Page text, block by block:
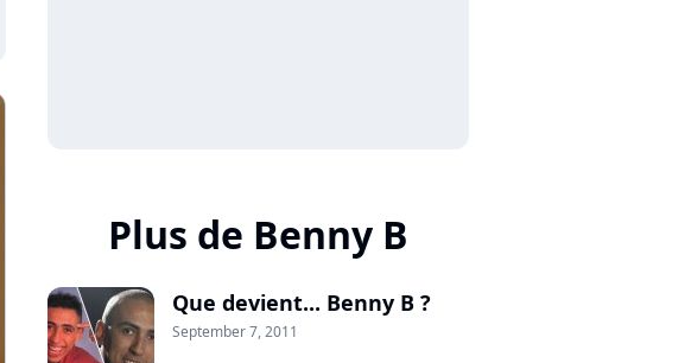
Plus de Benny B
Que devient... Benny B ?
September 7, 2011